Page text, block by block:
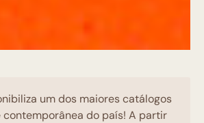
um dos maiores catálogos
do país! A partir